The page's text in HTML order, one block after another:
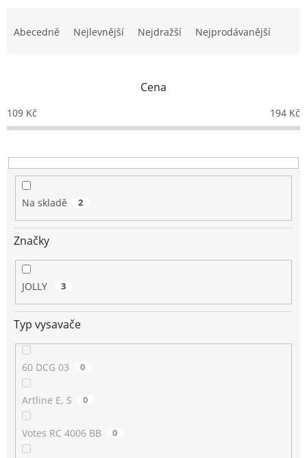
p
r
o
u
Abecedně Nejlevnější Nejdražší Nejprodávanější
Cena
109 Kč 194 Kč
Na skladě 2
Značky
JOLLY 3
Typ vysavače
60 DCG 03 0
Artline E, S 0
Votes RC 4006 BB 0